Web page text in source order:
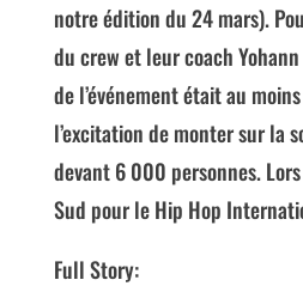
notre édition du 24 mars).
du crew et leur coach
de l’événement était au
l’excitation de monter sur la
devant 6 000 personnes.
Sud pour le Hip Hop
Full Story: